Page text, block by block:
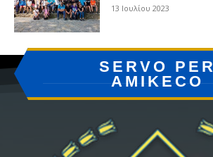
13 Ιουλίου 2023
SERVO PER
AMIKECO